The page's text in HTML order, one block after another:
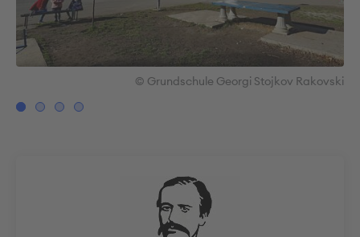
© Grundschule Georgi Stojkov Rakovski